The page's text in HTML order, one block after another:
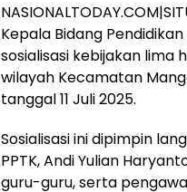
Kepala Bidang
sosialisasi kebijakan lima
wilayah Kecamatan
tanggal 11 Juli 2025.
‎Sosialisasi ini dipimpin
PPTK, Andi Yulian
guru-guru, serta